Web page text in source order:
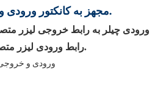
مجهز به کانکتور ورودی و خروجی دوگانه.
ورودی چیلر به رابط خروجی لیزر
رابط ورودی لیزر متصل می‌شود.